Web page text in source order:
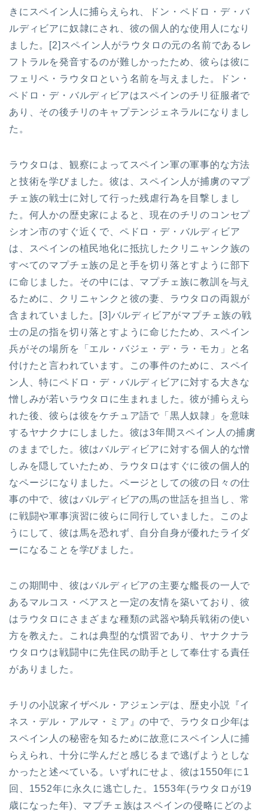
きにスペイン人に捕らえられ、ドン・ペドロ・デ・バ
ルディビアに奴隷にされ、彼の個人的な使用人になり
ました。[2]スペイン人がラウタロの元の名前であるレ
フトラルを発音するのが難しかったため、彼らは彼に
フェリペ・ラウタロという名前を与えました。ドン・
ペドロ・デ・バルディビアはスペインのチリ征服者で
あり、その後チリのキャプテンジェネラルになりまし
た。
ラウタロは、観察によってスペイン軍の軍事的な方法
と技術を学びました。彼は、スペイン人が捕虜のマプ
チェ族の戦士に対して行った残虐行為を目撃しまし
た。何人かの歴史家によると、現在のチリのコンセプ
シオン市のすぐ近くで、ペドロ・デ・バルディビア
は、スペインの植民地化に抵抗したクリニャンク族の
すべてのマプチェ族の足と手を切り落とすように部下
に命じました。その中には、マプチェ族に教訓を与え
るために、クリニャンクと彼の妻、ラウタロの両親が
含まれていました。[3]バルディビアがマプチェ族の戦
士の足の指を切り落とすように命じたため、スペイン
兵がその場所を「エル・バジェ・デ・ラ・モカ」と名
付けたと言われています。この事件のために、スペイ
ン人、特にペドロ・デ・バルディビアに対する大きな
憎しみが若いラウタロに生まれました。彼が捕らえら
れた後、彼らは彼をケチュア語で「黒人奴隷」を意味
するヤナクナにしました。彼は3年間スペイン人の捕虜
のままでした。彼はバルディビアに対する個人的な憎
しみを隠していたため、ラウタロはすぐに彼の個人的
なページになりました。ページとしての彼の日々の仕
事の中で、彼はバルディビアの馬の世話を担当し、常
に戦闘や軍事演習に彼らに同行していました。このよ
うにして、彼は馬を恐れず、自分自身が優れたライダ
ーになることを学びました。
この期間中、彼はバルディビアの主要な艦長の一人で
あるマルコス・ベアスと一定の友情を築いており、彼
はラウタロにさまざまな種類の武器や騎兵戦術の使い
方を教えた。これは典型的な慣習であり、ヤナクナラ
ウタロウは戦闘中に先住民の助手として奉仕する責任
がありました。
チリの小説家イザベル・アジェンデは、歴史小説『イ
ネス・デル・アルマ・ミア』の中で、ラウタロ少年は
スペイン人の秘密を知るために故意にスペイン人に捕
らえられ、十分に学んだと感じるまで逃げようとしな
かったと述べている。いずれにせよ、彼は1550年に1
回、1552年に永久に逃亡した。1553年(ラウタロが19
歳になった年)、マプチェ族はスペインの侵略にどのよ